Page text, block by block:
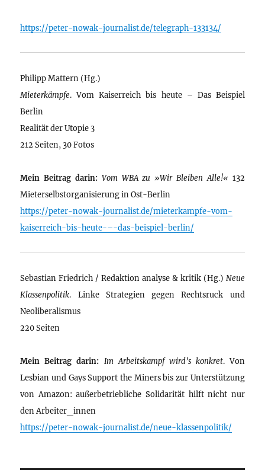
https://peter-nowak-journalist.de/telegraph-133134/
Philipp Mattern (Hg.)
Mieterkämpfe. Vom Kaiserreich bis heute – Das Beispiel
Berlin
Realität der Utopie 3
212 Seiten, 30 Fotos
Mein Beitrag darin: Vom WBA zu »Wir Bleiben Alle!« 132
Mieterselbstorganisierung in Ost-Berlin
https://peter-nowak-journalist.de/mieterkampfe-vom-
kaiserreich-bis-heute-–-das-beispiel-berlin/
Sebastian Friedrich / Redaktion analyse & kritik (Hg.) Neue
Klassenpolitik. Linke Strategien gegen Rechtsruck und
Neoliberalismus
220 Seiten
Mein Beitrag darin: Im Arbeitskampf wird’s konkret. Von
Lesbian und Gays Support the Miners bis zur Unterstützung
von Amazon: außerbetriebliche Solidarität hilft nicht nur
den Arbeiter_innen
https://peter-nowak-journalist.de/neue-klassenpolitik/